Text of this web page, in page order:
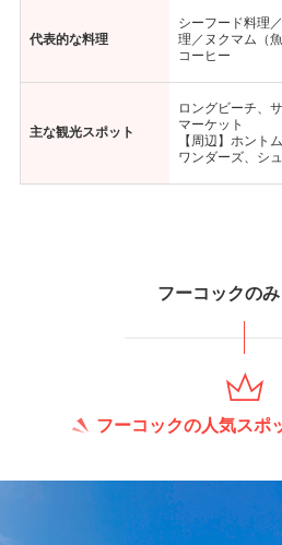
代表的な料理
シーフード料理
理／ヌクマム（
コーヒー
主な観光スポット
ロングビーチ、
マーケット
【周辺】ホント
ワンダーズ、シ
フーコックの
フーコックの人気スポ